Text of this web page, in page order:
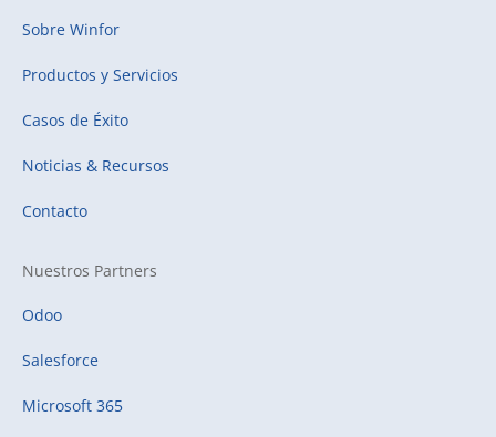
Sobre Winfor
Productos y Servicios
Casos de Éxito
Noticias & Recursos
Contacto
Nuestros Partners
Odoo
Salesforce
Microsoft 365